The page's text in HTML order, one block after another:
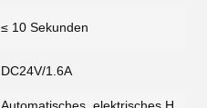
≤ 10 Sekunden
DC24V/1.6A